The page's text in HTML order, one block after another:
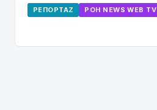
ΡΕΠΟΡΤΆΖ ΡΟΗ ΝEWS WEB TV